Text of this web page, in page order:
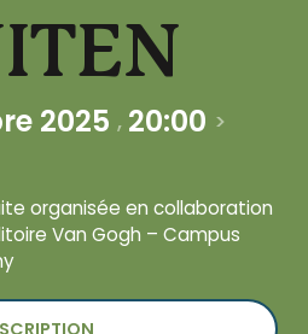
2025 , 20:00 >
organisée en collaboration
Van Gogh – Campus